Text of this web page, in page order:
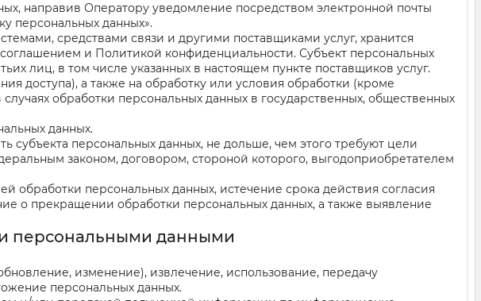
направив Оператору уведомление посредством электронной почты
персональных данных».
средствами связи и другими поставщиками услуг, хранится
и Политикой конфиденциальности. Субъект персональных
лиц, в том числе указанных в настоящем пункте поставщиков услуг.
доступа), а также на обработку или условия обработки (кроме
обработки персональных данных в государственных, общественных
данных.
персональных данных, не дольше, чем этого требуют цели
законом, договором, стороной которого, выгодоприобретателем
персональных данных, истечение срока действия согласия
о прекращении обработки персональных данных, а также выявление
персональными данными
изменение), извлечение, использование, передачу
персональных данных.